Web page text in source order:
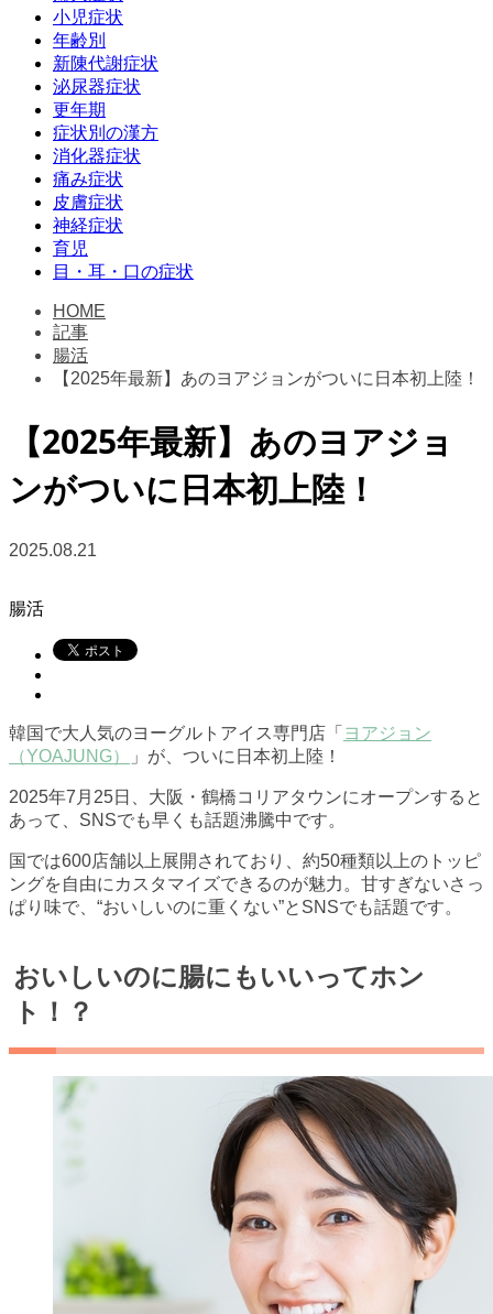
小児症状
年齢別
新陳代謝症状
泌尿器症状
更年期
症状別の漢方
消化器症状
痛み症状
皮膚症状
神経症状
育児
目・耳・口の症状
HOME
記事
腸活
【2025年最新】あのヨアジョンがついに日本初上陸！
【2025年最新】あのヨアジョ
ンがついに日本初上陸！
2025.08.21
腸活
韓国で大人気のヨーグルトアイス専門店「 ヨアジョン
（YOAJUNG）
」が、ついに日本初上陸！
2025年7月25日、大阪・鶴橋コリアタウンにオープンすると
あって、SNSでも早くも話題沸騰中です。
国では600店舗以上展開されており、約50種類以上のトッピ
ングを自由にカスタマイズできるのが魅力。甘すぎないさっ
ぱり味で、“おいしいのに重くない”とSNSでも話題です。
おいしいのに腸にもいいってホン
ト！？